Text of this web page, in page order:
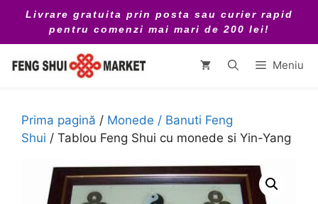
conținut
Livrare gratuita prin posta sau curier rapid
pentru comenzi mai mari de 200 lei!
Meniu
Prima pagină / Monede / Banuti Feng
Shui / Tablou Feng Shui cu monede si Yin-Yang